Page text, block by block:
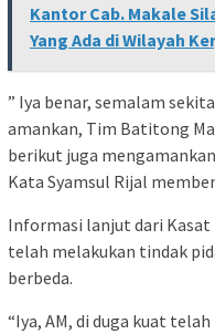
Kantor Cab. Makale
Yang Ada di Wilayah
” Iya benar, semalam
amankan, Tim Batitong
berikut juga
Kata Syamsul Rijal
Informasi lanjut dari Kasat
telah melakukan tindak
berbeda.
“Iya, AM, di duga kuat